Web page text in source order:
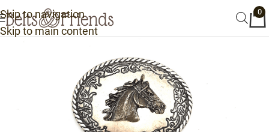
Skip to navigation
Skip to main content
0